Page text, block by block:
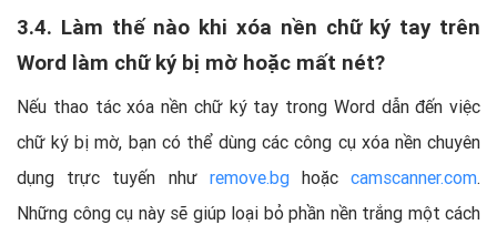
3.4. Làm thế nào khi xóa nền chữ ký tay trên
Word làm chữ ký bị mờ hoặc mất nét?
Nếu thao tác xóa nền chữ ký tay trong Word dẫn đến việc
chữ ký bị mờ, bạn có thể dùng các công cụ xóa nền chuyên
dụng trực tuyến như remove.bghoặccamscanner.com.
Những công cụ này sẽ giúp loại bỏ phần nền trắng một cách